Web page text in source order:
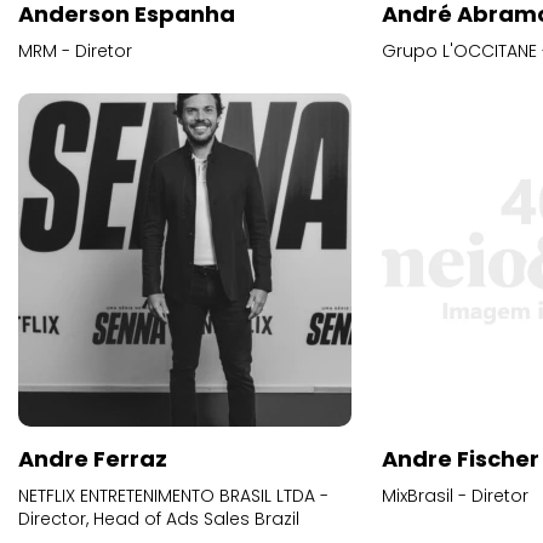
Anderson Espanha
MRM - Diretor
André
Grupo
Andre Ferraz
NETFLIX ENTRETENIMENTO BRASIL LTDA -
Director, Head of Ads Sales Brazil
Andre Fischer
MixBrasil - Diretor